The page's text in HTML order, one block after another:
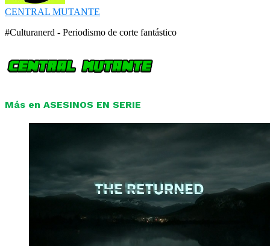
CENTRAL MUTANTE
#Culturanerd - Periodismo de corte fantástico
Más en ASESINOS EN SERIE